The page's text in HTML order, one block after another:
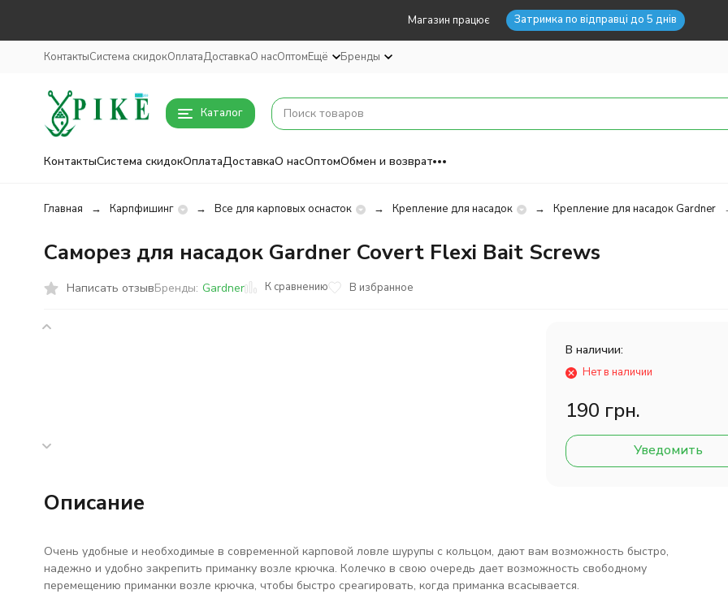
Магазин працює Затримка по відправці до 5 днів
КонтактыСистема скидокОплатаДоставкаО насОптомЕщё Бренды
Каталог
КонтактыСистема скидокОплатаДоставкаО насОптомОбмен и возврат
Главная Карпфишинг Все для карповых оснасток Крепление для насадок Крепление для насадок Gardner
Саморез для насадок Gardner Covert Flexi Bait Screws
Написать отзывБренды: Gardner К сравнению В избранное
В наличии:
Нет в наличии
190 грн.
Уведомить
Описание
Очень удобные и необходимые в современной карповой ловле шурупы с кольцом, дают вам возможность быстро,
надежно и удобно закрепить приманку возле крючка. Колечко в свою очередь дает возможность свободному
перемещению приманки возле крючка, чтобы быстро среагировать, когда приманка всасывается.